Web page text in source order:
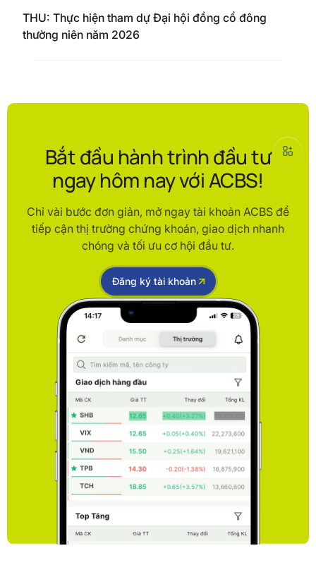
THU: Thực hiện tham dự Đại hội đồng cổ đông
thường niên năm 2026
Bắt đầu hành trình đầu tư
ngay hôm nay với ACBS!
Chỉ vài bước đơn giản, mở ngay tài khoản ACBS để
tiếp cận thị trường chứng khoán, giao dịch nhanh
chóng và tối ưu cơ hội đầu tư.
Đăng ký tài khoản